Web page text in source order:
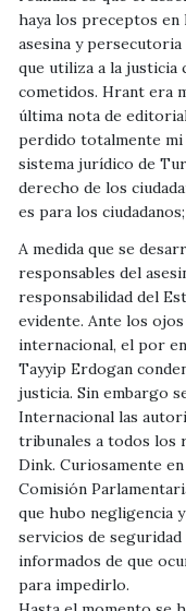
haya los preceptos en
asesina y
que utiliza a la
cometidos. Hrant era
última nota de
perdido totalmente mi
sistema jurídico de
derecho de los
es para los
A medida que se
responsables del
responsabilidad del
evidente. Ante los
internacional, el por
Tayyip Erdogan
justicia. Sin embargo
Internacional las
tribunales a todos los
Dink. Curiosamente
Comisión
que hubo negligencia
servicios de seguridad
informados de que
para impedirlo.